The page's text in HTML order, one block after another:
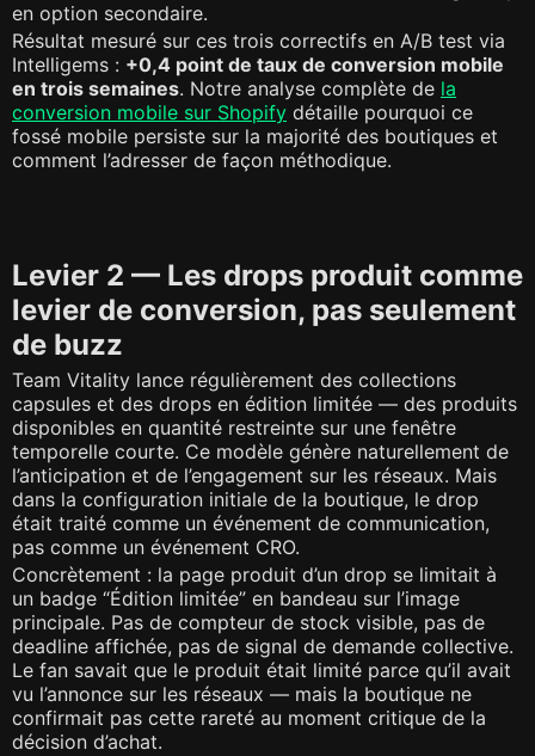
en option secondaire.
Résultat mesuré sur ces trois correctifs en A/B test via
Intelligems : +0,4 point de taux de conversion mobile
en trois semaines. Notre analyse complète de la
conversion mobile sur Shopify détaille pourquoi ce
fossé mobile persiste sur la majorité des boutiques et
comment l’adresser de façon méthodique.
Levier 2 — Les drops produit comme
levier de conversion, pas seulement
de buzz
Team Vitality lance régulièrement des collections
capsules et des drops en édition limitée — des produits
disponibles en quantité restreinte sur une fenêtre
temporelle courte. Ce modèle génère naturellement de
l’anticipation et de l’engagement sur les réseaux. Mais
dans la configuration initiale de la boutique, le drop
était traité comme un événement de communication,
pas comme un événement CRO.
Concrètement : la page produit d’un drop se limitait à
un badge “Édition limitée” en bandeau sur l’image
principale. Pas de compteur de stock visible, pas de
deadline affichée, pas de signal de demande collective.
Le fan savait que le produit était limité parce qu’il avait
vu l’annonce sur les réseaux — mais la boutique ne
confirmait pas cette rareté au moment critique de la
décision d’achat.